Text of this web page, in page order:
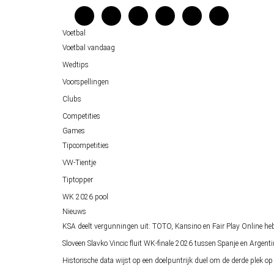
Verantwoord wedden
Over ons
Voetbal
Voetbal vandaag
Wedtips
Voorspellingen
Clubs
Competities
Games
Tipcompetities
VW-Tientje
Tiptopper
WK 2026 pool
Nieuws
KSA deelt vergunningen uit: TOTO, Kansino en Fair Play Online
Sloveen Slavko Vincic fluit WK-finale 2026 tussen Spanje en
Historische data wijst op een doelpuntrijk duel om de derde plek